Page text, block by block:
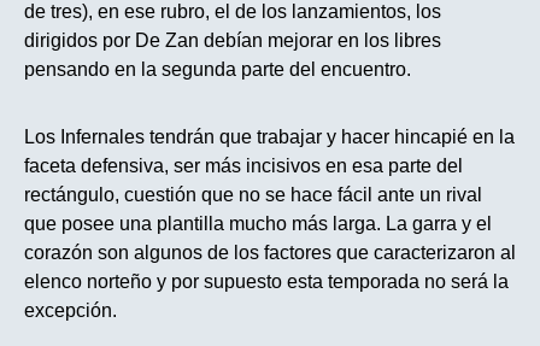
de tres), en ese rubro, el de los lanzamientos, los
dirigidos por De Zan debían mejorar en los libres
pensando en la segunda parte del encuentro.
Los Infernales tendrán que trabajar y hacer hincapié en la
faceta defensiva, ser más incisivos en esa parte del
rectángulo, cuestión que no se hace fácil ante un rival
que posee una plantilla mucho más larga. La garra y el
corazón son algunos de los factores que caracterizaron al
elenco norteño y por supuesto esta temporada no será la
excepción.